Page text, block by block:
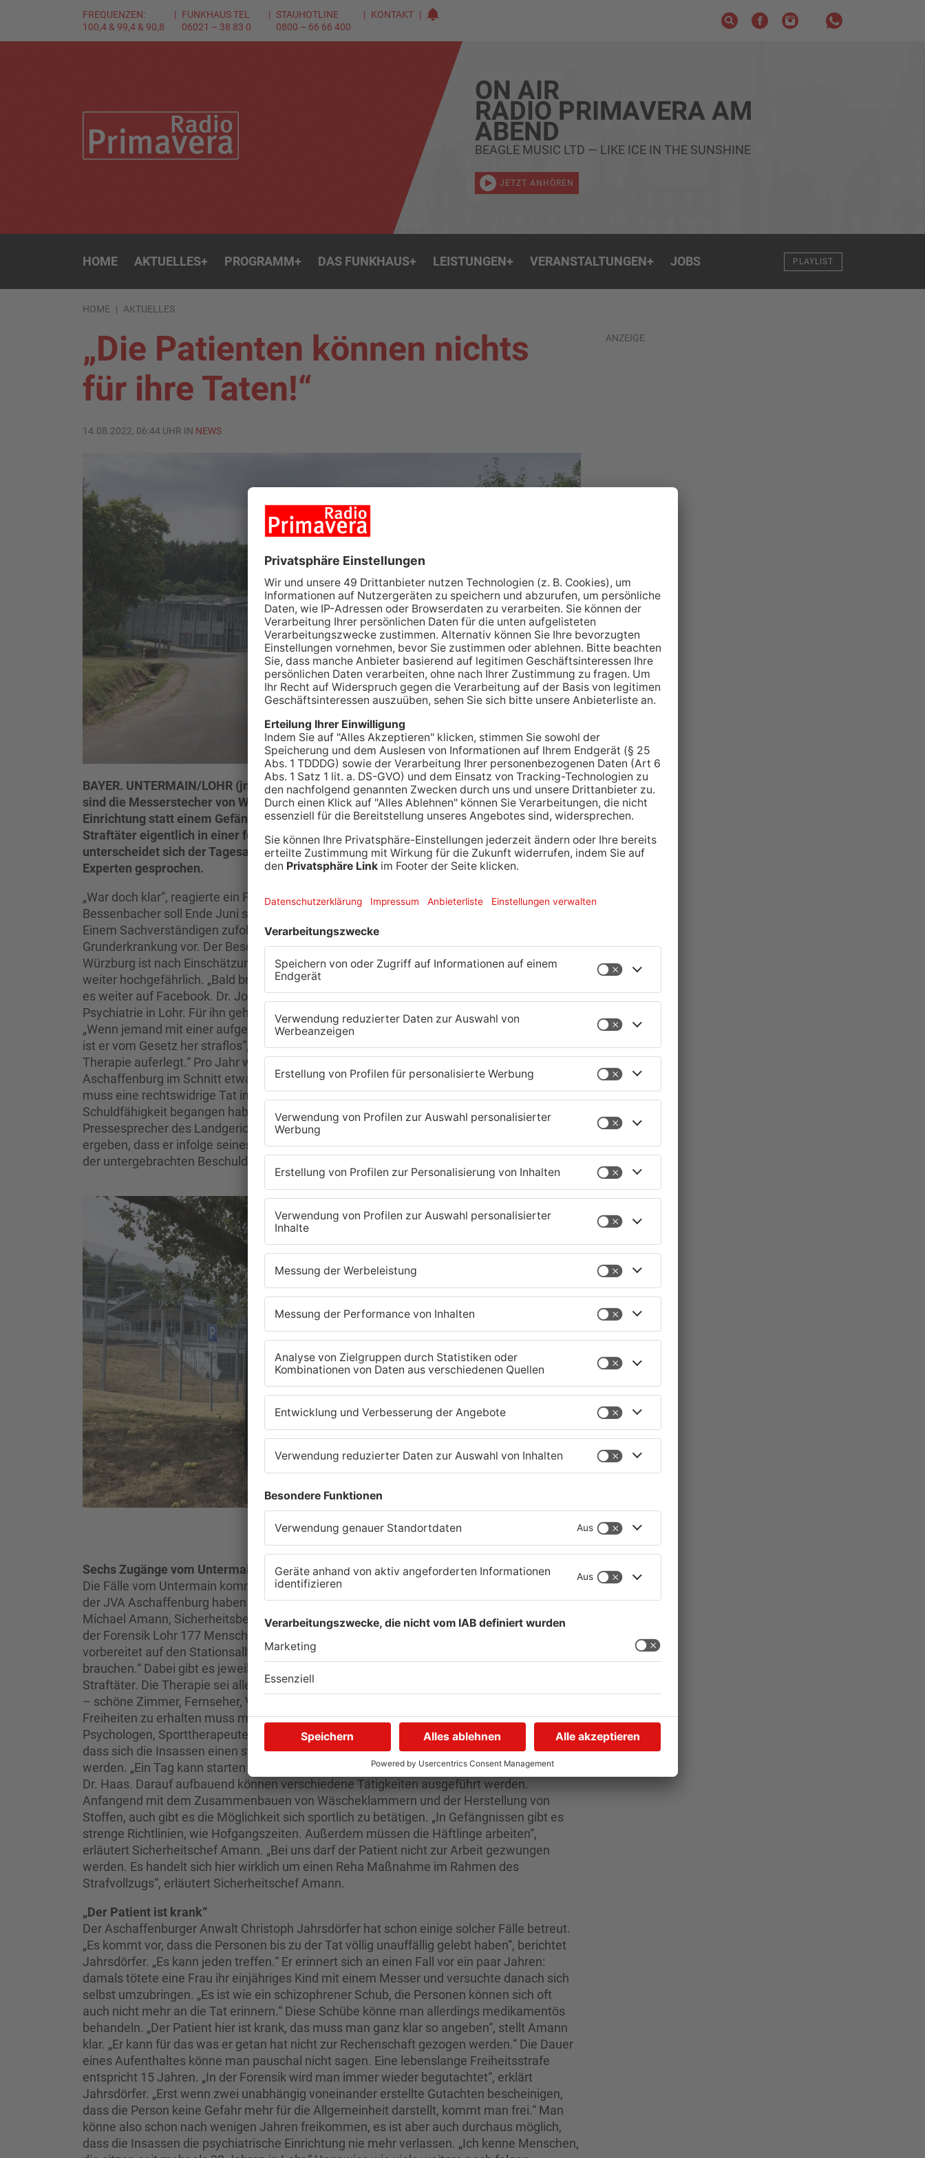
FREQUENZEN:
100,4 & 99,4 & 90,8
FUNKHAUS TEL
06021 – 38 83 0
STAUHOTLINE
0800 – 66 66 400
KONTAKT
ON AIR
RADIO PRIMAVERA AM
ABEND
BEAGLE MUSIC LTD — LIKE ICE IN THE SUNSHINE
JETZT ANHÖREN
HOME AKTUELLES+ PROGRAMM+ DAS FUNKHAUS+ LEISTUNGEN+ VERANSTALTUNGEN+ JOBS PLAYLIST
HOME AKTUELLES
„Die Patienten können nichts
für ihre Taten!“
14.08.2022, 06:44 UHR IN NEWS
BAYER. UNTERMAIN/LOHR (jm). Es führte zu einem regelrechten Aufschrei: Ende Juli
sind die Messerstecher von Würzburg und Bessenbach in einer psychiatrischen
Einrichtung statt einem Gefängnis untergebracht worden. Aber was bedeutet es für die
Straftäter eigentlich in einer forensischen Psychiatrie eingesperrt zu werden? Wie
unterscheidet sich der Tagesablauf zu einer Justizvollzugsanstalt? PrimaSonntag hat mit
Experten gesprochen.
„War doch klar“, reagierte ein Facebook-User spöttisch auf das Urteil. Der 73-Jährige
Bessenbacher soll Ende Juni seine zwölf Jahre jüngere Lebensgefährtin getötet haben.
Einem Sachverständigen zufolge liegt bei dem Bessenbacher Rentner eine psychiatrische
Grunderkrankung vor. Der Beschuldigte im Prozess um die tödliche Messerattacke in
Würzburg ist nach Einschätzung eines Psychiaters psychisch krank und ohne Behandlung
weiter hochgefährlich. „Bald braucht man keine Gefängnisse mehr. Sind ja alle krank“, heißt
es weiter auf Facebook. Dr. Joachim Haas ist Leitender Oberarzt der Forensischen
Psychiatrie in Lohr. Für ihn geht es in solchen Fällen nicht unbedingt immer um Strafe.
„Wenn jemand mit einer aufgehobenen Steuerungs- oder Einsichtsfähigkeit zu uns kommt,
ist er vom Gesetz her straflos“, entgegnet Dr. Haas. „Diesen Menschen wird dann eine
Therapie auferlegt.“ Pro Jahr werden im Zuständigkeitsbereich des Landgerichts
Aschaffenburg im Schnitt etwa vier bis fünf Unterbringungen ausgesprochen. „Der Täter
muss eine rechtswidrige Tat im Zustand der Schuldunfähigkeit oder der verminderten
Schuldfähigkeit begangen haben“, erklärt Dr. Sebastian Geis, stellvertretender
Pressesprecher des Landgerichts. „Eine Gesamtwürdigung des Täters und seiner Tat muss
ergeben, dass er infolge seines Zustandes für die Allgemeinheit gefährlich ist.“ Der Großteil
der untergebrachten Beschuldigten leide unter einer paranoiden Schizophrenie.
Sechs Zugänge vom Untermain
Die Fälle vom Untermain kommen in der Regel in die Forensische Therapie nach Lohr. „Aus
der JVA Aschaffenburg haben wir dieses Jahr sechs Zugänge bekommen“, berichtet
Michael Amann, Sicherheitsbeauftragter der forensischen Abteilung. Insgesamt sitzen in
der Forensik Lohr 177 Menschen. „Wenn ein Häftling zu uns kommt wird er erstmal
vorbereitet auf den Stationsalltag“, erklärt Amann. „Für uns sind das Patienten, die Hilfe
brauchen.“ Dabei gibt es jeweils einen Bereich für psychiatrisch und Sucht erkrankte
Straftäter. Die Therapie sei allerdings kein Zucker schlecken, wie von vielen angenommen
– schöne Zimmer, Fernseher, Vollverpflegung sucht man hier vergebens. „Um mehr
Freiheiten zu erhalten muss man sich hier bewähren.“ Die Insassen werden von Ärzten,
Psychologen, Sporttherapeuten und teilweise auch von Lehrern begutachtet. Ziel ist es,
dass sich die Insassen einen strukturierten Tagesablauf selbst erarbeiten und resozialisiert
werden. „Ein Tag kann starten mit einer gemeinsamen Morgenrunde und Frühstück“, erklärt
Dr. Haas. Darauf aufbauend können verschiedene Tätigkeiten ausgeführt werden.
Anfangend mit dem Zusammenbauen von Wäscheklammern und der Herstellung von
Stoffen, auch gibt es die Möglichkeit sich sportlich zu betätigen. „In Gefängnissen gibt es
strenge Richtlinien, wie Hofgangszeiten. Außerdem müssen die Häftlinge arbeiten“,
erläutert Sicherheitschef Amann. „Bei uns darf der Patient nicht zur Arbeit gezwungen
werden. Es handelt sich hier wirklich um einen Reha Maßnahme im Rahmen des
Strafvollzugs“, erläutert Sicherheitschef Amann.
„Der Patient ist krank“
Der Aschaffenburger Anwalt Christoph Jahrsdörfer hat schon einige solcher Fälle betreut.
„Es kommt vor, dass die Personen bis zu der Tat völlig unauffällig gelebt haben“, berichtet
Jahrsdörfer. „Es kann jeden treffen.“ Er erinnert sich an einen Fall vor ein paar Jahren:
damals tötete eine Frau ihr einjähriges Kind mit einem Messer und versuchte danach sich
selbst umzubringen. „Es ist wie ein schizophrener Schub, die Personen können sich oft
auch nicht mehr an die Tat erinnern.“ Diese Schübe könne man allerdings medikamentös
behandeln. „Der Patient hier ist krank, das muss man ganz klar so angeben“, stellt Amann
klar. „Er kann für das was er getan hat nicht zur Rechenschaft gezogen werden.“ Die Dauer
eines Aufenthaltes könne man pauschal nicht sagen. Eine lebenslange Freiheitsstrafe
entspricht 15 Jahren. „In der Forensik wird man immer wieder begutachtet“, erklärt
Jahrsdörfer. „Erst wenn zwei unabhängig voneinander erstellte Gutachten bescheinigen,
dass die Person keine Gefahr mehr für die Allgemeinheit darstellt, kommt man frei.“ Man
könne also schon nach wenigen Jahren freikommen, es ist aber auch durchaus möglich,
dass die Insassen die psychiatrische Einrichtung nie mehr verlassen. „Ich kenne Menschen,
ANZEIGE